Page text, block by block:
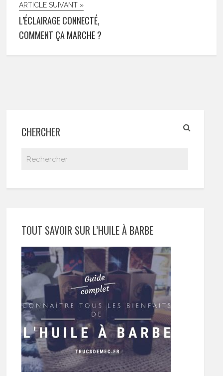
ARTICLE SUIVANT »
L’ÉCLAIRAGE CONNECTÉ,
COMMENT ÇA MARCHE ?
CHERCHER
TOUT SAVOIR SUR L’HUILE À BARBE